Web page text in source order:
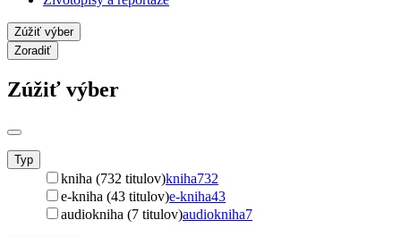
Zúžiť výber
Zoradiť
Zúžiť výber
Typ
kniha (732 titulov)kniha732
e-kniha (43 titulov)e-kniha43
audiokniha (7 titulov)audiokniha7